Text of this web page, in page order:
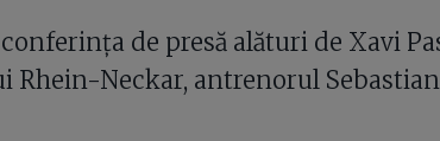
de presă alături de Xavi
Rhein-Neckar, antrenorul